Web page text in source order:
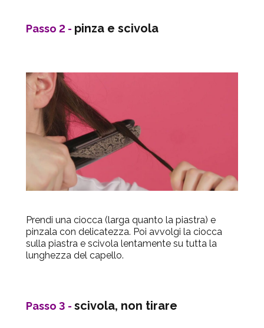
Passo 2 - pinza e scivola
Prendi una ciocca (larga quanto la piastra) e
pinzala con delicatezza. Poi avvolgi la ciocca
sulla piastra e scivola lentamente su tutta la
lunghezza del capello.
Passo 3 - scivola, non tirare